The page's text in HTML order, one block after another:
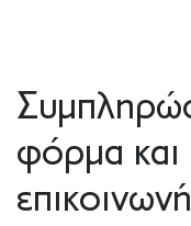
φόρμα και